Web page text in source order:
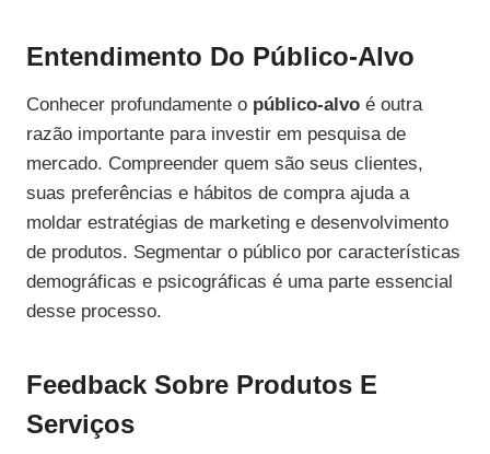
Entendimento Do Público-Alvo
Conhecer profundamente o público-alvo é outra
razão importante para investir em pesquisa de
mercado. Compreender quem são seus clientes,
suas preferências e hábitos de compra ajuda a
moldar estratégias de marketing e desenvolvimento
de produtos. Segmentar o público por características
demográficas e psicográficas é uma parte essencial
desse processo.
Feedback Sobre Produtos E
Serviços